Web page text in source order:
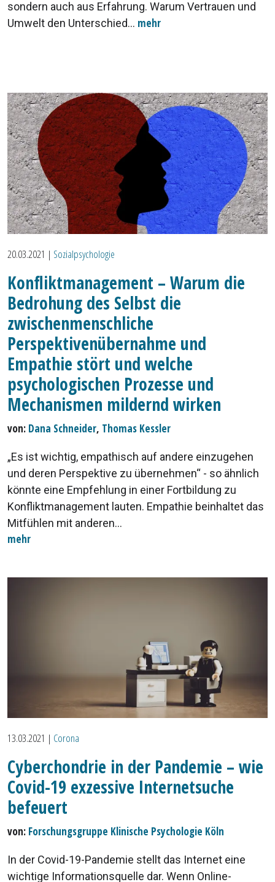
sondern auch aus Erfahrung. Warum Vertrauen und
Umwelt den Unterschied... mehr
20.03.2021 | Sozialpsychologie
Konfliktmanagement – Warum die
Bedrohung des Selbst die
zwischenmenschliche
Perspektivenübernahme und
Empathie stört und welche
psychologischen Prozesse und
Mechanismen mildernd wirken
von: Dana Schneider, Thomas Kessler
„Es ist wichtig, empathisch auf andere einzugehen
und deren Perspektive zu übernehmen“ - so ähnlich
könnte eine Empfehlung in einer Fortbildung zu
Konfliktmanagement lauten. Empathie beinhaltet das
Mitfühlen mit anderen...
mehr
13.03.2021 | Corona
Cyberchondrie in der Pandemie – wie
Covid-19 exzessive Internetsuche
befeuert
von: Forschungsgruppe Klinische Psychologie Köln
In der Covid-19-Pandemie stellt das Internet eine
wichtige Informationsquelle dar. Wenn Online-